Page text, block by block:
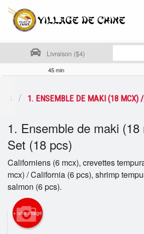
Commander en ligne
Français
Connection
Inscription
Panier (0)
Livraison ($4)
45 min
1. ENSEMBLE DE MAKI (18 MCX)
1. Ensemble de maki
Set (18 pcs)
Californiens (6 mcx), crevettes
mcx) / California (6 pcs), shrimp
salmon (6 pcs).
+ une image